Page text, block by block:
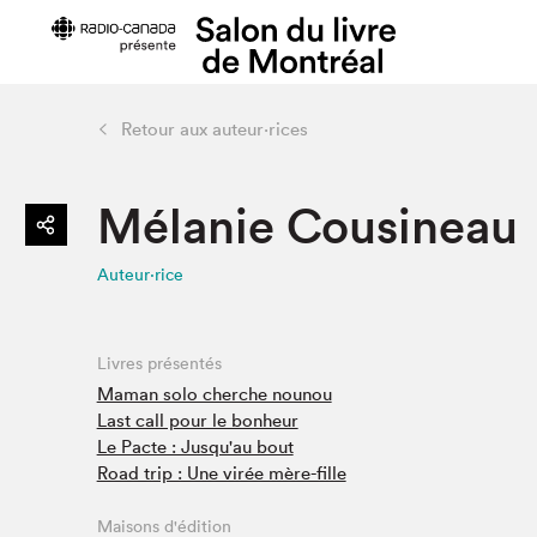
Horaires et tarifs
Restauration
Code de conduite
Retour aux auteur·rices
Mélanie Cousineau
Auteur·rice
Livres présentés
Maman solo cherche nounou
Last call pour le bonheur
Le Pacte : Jusqu'au bout
Road trip : Une virée mère-fille
Maisons d'édition